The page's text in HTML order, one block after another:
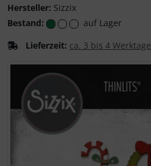
Hersteller: Sizzix
Bestand:
auf Lager
Lieferzeit: ca. 3 bis 4 Werktage